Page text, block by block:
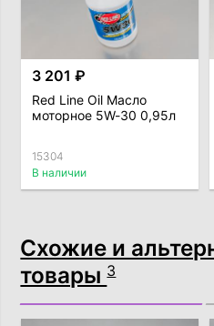
3 201 ₽
Red Line Oil Масло
моторное 5W-30 0,95л
15304
В наличии
Схожие и
товары3